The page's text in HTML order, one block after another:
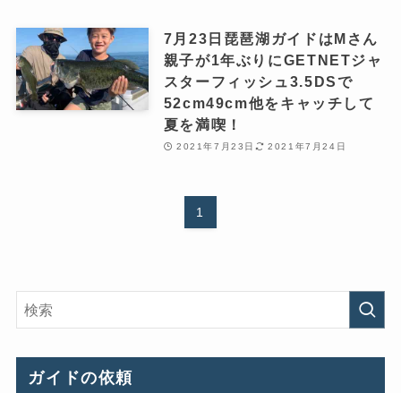
7月23日琵琶湖ガイドはMさん
親子が1年ぶりにGETNETジャ
スターフィッシュ3.5DSで
52cm49cm他をキャッチして
夏を満喫！
2021年7月23日 2021年7月24日
1
ガイドの依頼